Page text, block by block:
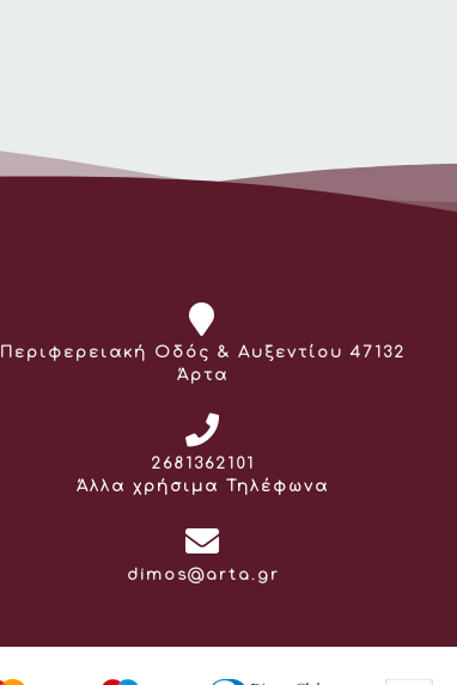
Διεύθυνση:
Περιφερειακή Οδός & Αυξεντίου 47132
Άρτα
Τηλέφωνο:
2681362101
Άλλα χρήσιμα Τηλέφωνα
Email:
dimos@arta.gr